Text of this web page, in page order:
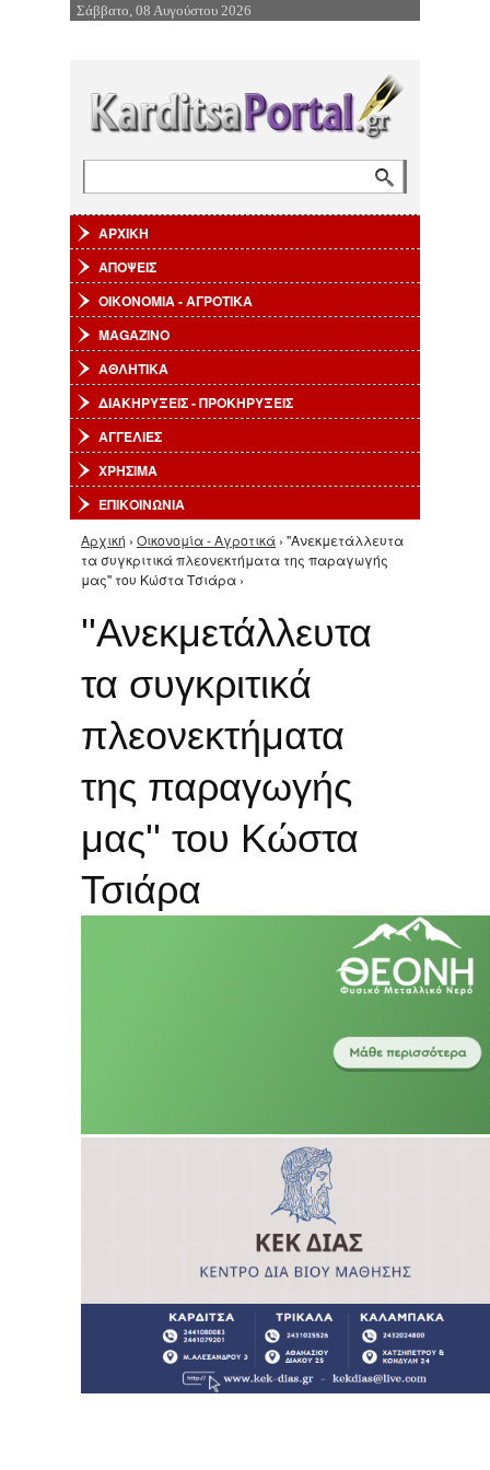
Επιστροφή στην Πλοήγηση
Σάββατο, 08 Αυγούστου 2026
ΑΡΧΙΚΗ
ΑΠΟΨΕΙΣ
ΟΙΚΟΝΟΜΙΑ - ΑΓΡΟΤΙΚΑ
MAGAZINO
ΑΘΛΗΤΙΚΑ
ΔΙΑΚΗΡΥΞΕΙΣ - ΠΡΟΚΗΡΥΞΕΙΣ
ΑΓΓΕΛΙΕΣ
ΧΡΗΣΙΜΑ
ΕΠΙΚΟΙΝΩΝΙΑ
Είστε εδώ
Αρχική › Οικονομία - Αγροτικά › ''Ανεκμετάλλευτα
τα συγκριτικά πλεονεκτήματα της παραγωγής
μας'' του Κώστα Τσιάρα ›
''Ανεκμετάλλευτα
τα συγκριτικά
πλεονεκτήματα
της παραγωγής
μας'' του Κώστα
Τσιάρα